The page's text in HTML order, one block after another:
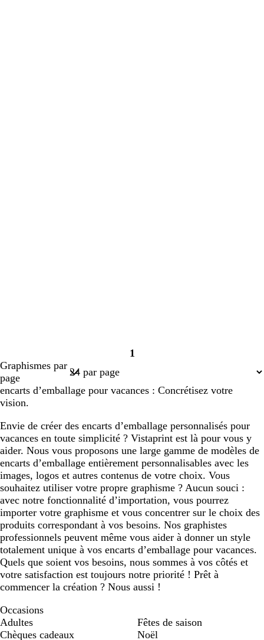
Page
1
Graphismes par
page
encarts d’emballage pour vacances : Concrétisez votre
vision.
Envie de créer des encarts d’emballage personnalisés pour
vacances en toute simplicité ? Vistaprint est là pour vous y
aider. Nous vous proposons une large gamme de modèles de
encarts d’emballage entièrement personnalisables avec les
images, logos et autres contenus de votre choix. Vous
souhaitez utiliser votre propre graphisme ? Aucun souci :
avec notre fonctionnalité d’importation, vous pourrez
importer votre graphisme et vous concentrer sur le choix des
produits correspondant à vos besoins. Nos graphistes
professionnels peuvent même vous aider à donner un style
totalement unique à vos encarts d’emballage pour vacances.
Quels que soient vos besoins, nous sommes à vos côtés et
votre satisfaction est toujours notre priorité ! Prêt à
commencer la création ? Nous aussi !
Occasions
Adultes
Chèques cadeaux
Fêtes de saison
Noël